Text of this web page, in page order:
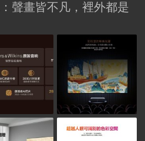
聲畫皆不凡，裡外都是